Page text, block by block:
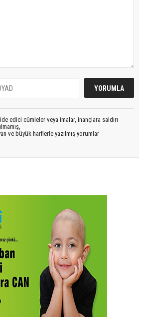
edici cümleler veya imalar, inançlara saldırı
ve büyük harflerle yazılmış yorumlar